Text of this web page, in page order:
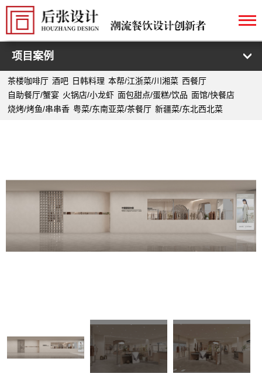
项目案例
茶楼咖啡厅 酒吧 日韩料理 本帮/江浙菜/川湘菜 西餐厅
自助餐厅/蟹宴 火锅店/小龙虾 面包甜点/蛋糕/饮品 面馆/快餐店
烧烤/烤鱼/串串香 粤菜/东南亚菜/茶餐厅 新疆菜/东北西北菜